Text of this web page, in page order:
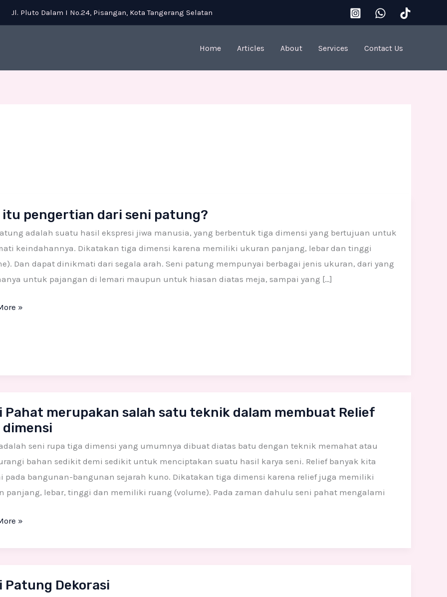
Jl. Pluto Dalam I No.24, Pisangan, Kota Tangerang Selatan
Home Articles About Services Contact Us
itu pengertian dari seni patung?
adalah suatu hasil ekspresi jiwa manusia, yang berbentuk tiga dimensi yang bertujuan untuk
keindahannya. Dikatakan tiga dimensi karena memiliki ukuran panjang, lebar dan tinggi
Dan dapat dinikmati dari segala arah. Seni patung mempunyai berbagai jenis ukuran, dari yang
untuk pajangan di lemari maupun untuk hiasan diatas meja, sampai yang […]
»
Pahat merupakan salah satu teknik dalam membuat Relief
seni rupa tiga dimensi yang umumnya dibuat diatas batu dengan teknik memahat atau
bahan sedikit demi sedikit untuk menciptakan suatu hasil karya seni. Relief banyak kita
pada bangunan-bangunan sejarah kuno. Dikatakan tiga dimensi karena relief juga memiliki
panjang, lebar, tinggi dan memiliki ruang (volume). Pada zaman dahulu seni pahat mengalami
»
Patung Dekorasi